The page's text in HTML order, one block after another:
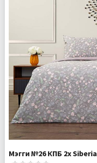
Мэгги №26 КПБ 2х Siberia